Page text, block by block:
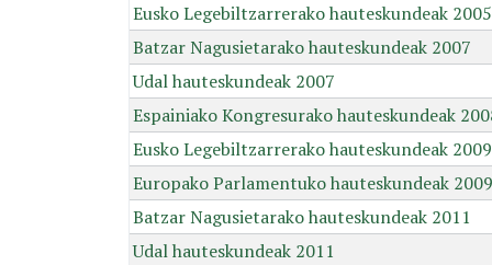
Eusko Legebiltzarrerako hauteskundeak 2005
Batzar Nagusietarako hauteskundeak 2007
Udal hauteskundeak 2007
Espainiako Kongresurako hauteskundeak
Eusko Legebiltzarrerako hauteskundeak 2009
Europako Parlamentuko hauteskundeak 2009
Batzar Nagusietarako hauteskundeak 2011
Udal hauteskundeak 2011